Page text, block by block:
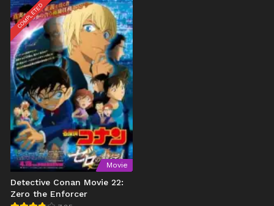
COMPLETED
Movie
Detective Conan Movie 22:
Zero the Enforcer